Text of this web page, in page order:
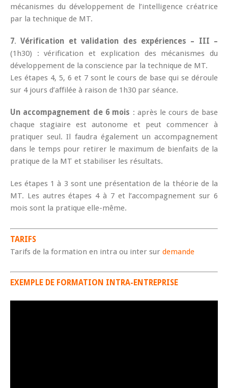
mécanismes du développement de l’intelligence créatrice
par la technique de MT.
7. Vérification et validation des expériences – III –
(1h30) : vérification et explication des mécanismes du
développement de la conscience par la technique de MT.
Les étapes 4, 5, 6 et 7 sont le cours de base qui se déroule
sur 4 jours d’affilée à raison de 1h30 par séance.
Un accompagnement de 6 mois : après le cours de base
chaque stagiaire est autonome et peut commencer à
pratiquer seul. Il faudra également un accompagnement
dans le temps pour retirer le maximum de bienfaits de la
pratique de la MT et stabiliser les résultats.
Les étapes 1 à 3 sont une présentation de la théorie de la
MT. Les autres étapes 4 à 7 et l’accompagnement sur 6
mois sont la pratique elle-même.
TARIFS
Tarifs de la formation en intra ou inter sur demande
EXEMPLE DE FORMATION INTRA-ENTREPRISE